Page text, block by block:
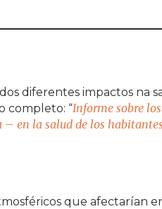
diferentes impactos na
completo: “Informe sobre
en la salud de los
que afectarían